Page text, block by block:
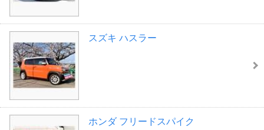
スズキ ハスラー
ホンダ フリードスパイク